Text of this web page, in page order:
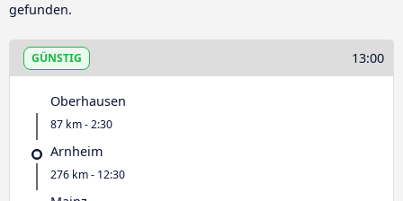
gefunden.
GÜNSTIG 13:00
Oberhausen
87 km - 2:30
Arnheim
276 km - 12:30